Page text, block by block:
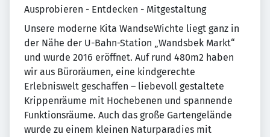
Ausprobieren - Entdecken - Mitgestaltung
Unsere moderne Kita WandseWichte liegt ganz in
der Nähe der U-Bahn-Station „Wandsbek Markt“
und wurde 2016 eröffnet. Auf rund 480m2 haben
wir aus Büroräumen, eine kindgerechte
Erlebniswelt geschaffen – liebevoll gestaltete
Krippenräume mit Hochebenen und spannende
Funktionsräume. Auch das große Gartengelände
wurde zu einem kleinen Naturparadies mit